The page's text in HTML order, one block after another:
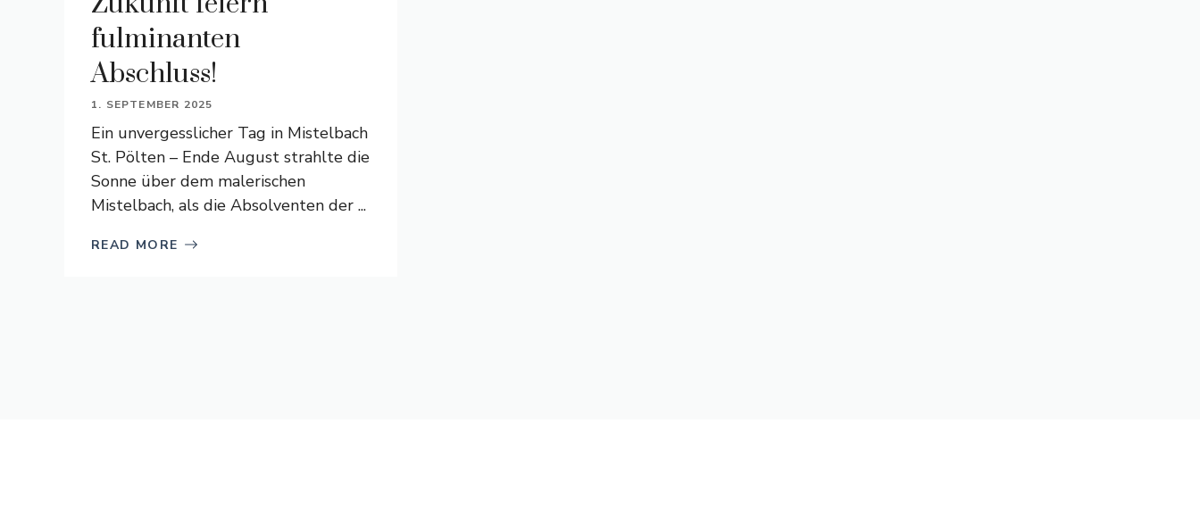
fulminanten
Abschluss!
1. SEPTEMBER 2025
Ein unvergesslicher Tag in Mistelbach
St. Pölten – Ende August strahlte die
Sonne über dem malerischen
Mistelbach, als die Absolventen der ...
READ MORE